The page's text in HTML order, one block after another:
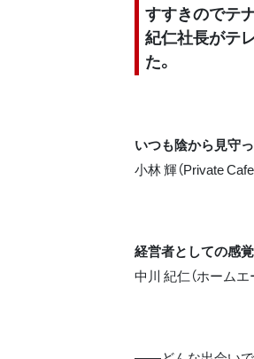
すすきのでテ
紀仁社長がテ
た。
いつも陰から見守
小林 輝（Private
経営者としての感
中川 紀仁（ホーム